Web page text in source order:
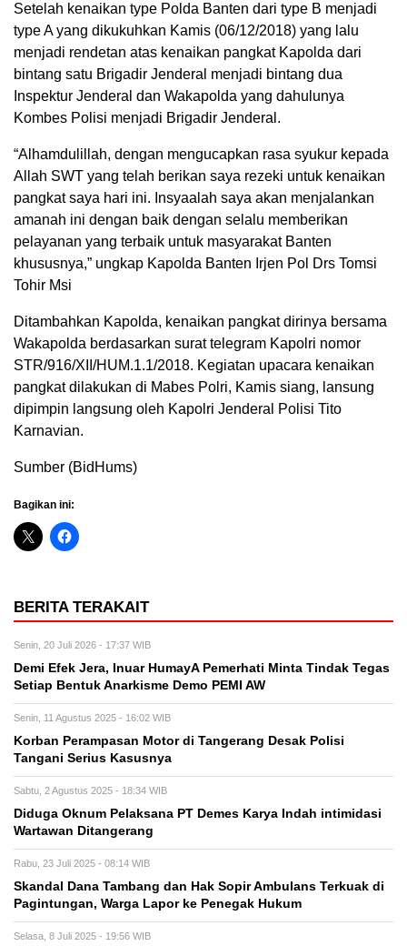
Setelah kenaikan type Polda Banten dari type B menjadi
type A yang dikukuhkan Kamis (06/12/2018) yang lalu
menjadi rendetan atas kenaikan pangkat Kapolda dari
bintang satu Brigadir Jenderal menjadi bintang dua
Inspektur Jenderal dan Wakapolda yang dahulunya
Kombes Polisi menjadi Brigadir Jenderal.
“Alhamdulillah, dengan mengucapkan rasa syukur kepada
Allah SWT yang telah berikan saya rezeki untuk kenaikan
pangkat saya hari ini. Insyaalah saya akan menjalankan
amanah ini dengan baik dengan selalu memberikan
pelayanan yang terbaik untuk masyarakat Banten
khususnya,” ungkap Kapolda Banten Irjen Pol Drs Tomsi
Tohir Msi
Ditambahkan Kapolda, kenaikan pangkat dirinya bersama
Wakapolda berdasarkan surat telegram Kapolri nomor
STR/916/XII/HUM.1.1/2018. Kegiatan upacara kenaikan
pangkat dilakukan di Mabes Polri, Kamis siang, lansung
dipimpin langsung oleh Kapolri Jenderal Polisi Tito
Karnavian.
Sumber (BidHums)
Bagikan ini:
BERITA TERAKAIT
Senin, 20 Juli 2026 - 17:37 WIB
Demi Efek Jera, Inuar HumayA Pemerhati Minta Tindak Tegas
Setiap Bentuk Anarkisme Demo PEMI AW
Senin, 11 Agustus 2025 - 16:02 WIB
Korban Perampasan Motor di Tangerang Desak Polisi
Tangani Serius Kasusnya
Sabtu, 2 Agustus 2025 - 18:34 WIB
Diduga Oknum Pelaksana PT Demes Karya Indah intimidasi
Wartawan Ditangerang
Rabu, 23 Juli 2025 - 08:14 WIB
Skandal Dana Tambang dan Hak Sopir Ambulans Terkuak di
Pagintungan, Warga Lapor ke Penegak Hukum
Selasa, 8 Juli 2025 - 19:56 WIB